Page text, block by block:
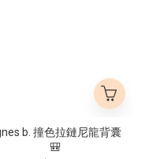
b. 撞色拉鏈尼龍背囊
🎒